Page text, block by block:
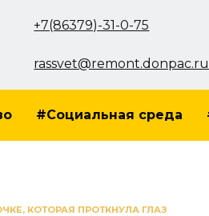
+7(86379)-31-0-75
rassvet@remont.donpac.ru
#Социальная среда
КОТОРАЯ ПРОТКНУЛА ГЛАЗ